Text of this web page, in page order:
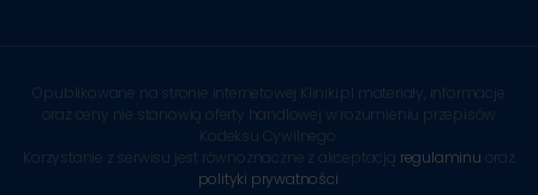
Opublikowane na stronie internetowej Kliniki.pl materiały, informacje
oraz ceny nie stanowią oferty handlowej w rozumieniu przepisów
Kodeksu Cywilnego.
Korzystanie z serwisu jest równoznaczne z akceptacją regulaminu oraz
polityki prywatności